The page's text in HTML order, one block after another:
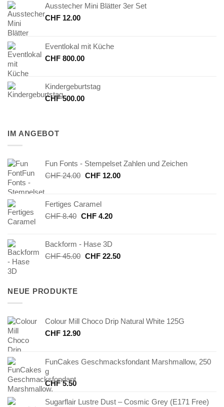
Ausstecher Mini Blätter 3er Set
CHF 12.00
Eventlokal mit Küche
CHF 800.00
Kindergeburtstag
CHF500.00
IM ANGEBOT
Fun Fonts - Stempelset Zahlen und Zeichen
CHF24.00 Ursprünglicher
CHF 24.00
CHF12.00Aktueller
Fertiges Caramel
CHF8.40 Ursprünglicher
CHF 8.40
CHF4.20Aktueller
CHF 4.20.
Backform - Hase 3D
CHF45.00 Ursprünglicher
CHF22.50Aktueller
NEUE PRODUKTE
Colour Mill Choco Drip Natural White 125G
CHF 12.90
FunCakes Geschmacksfondant Marshmallow, 250
g
CHF5.50
Sugarflair Lustre Dust – Cosmic Grey (E171 Free)